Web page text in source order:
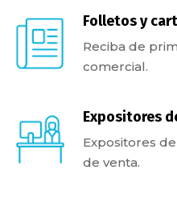
Folletos y
Reciba de
comercial.
Expositores
Expositores
de venta.